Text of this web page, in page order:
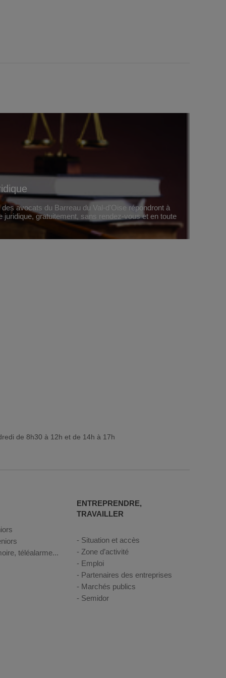
avocats du Barreau du Val-d'Oise répondront à
juridique, gratuitement, sans rendez-vous et en toute
de 8h30 à 12h et de 14h à 17h
téléalarme...
ENTREPRENDRE,
TRAVAILLER
Situation et accès
Zone d’activité
Emploi
Partenaires des entreprises
Marchés publics
Semidor